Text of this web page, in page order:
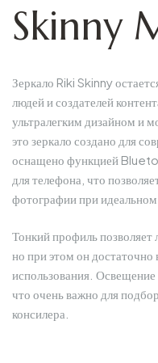
Skinny
Зеркало Riki Skinny
людей и создателей
ультралегким дизайном и
это зеркало создано для
оснащено функцией
для телефона, что
фотографии при
Тонкий профиль позволяет
но при этом он достаточно
использования. Освещение
что очень важно для
консилера.